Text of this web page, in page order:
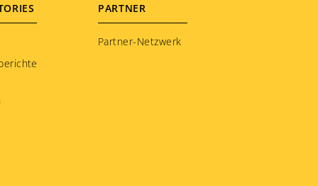
PARTNER
Partner-Netzwerk